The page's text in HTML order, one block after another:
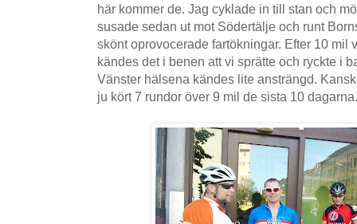
här kommer de. Jag cyklade in till stan och
susade sedan ut mot Södertälje och runt
skönt oprovocerade fartökningar. Efter 10 mil
kändes det i benen att vi sprätte och ryckte i
Vänster hälsena kändes lite ansträngd.
ju kört 7 rundor över 9 mil de sista 10 dagarna.